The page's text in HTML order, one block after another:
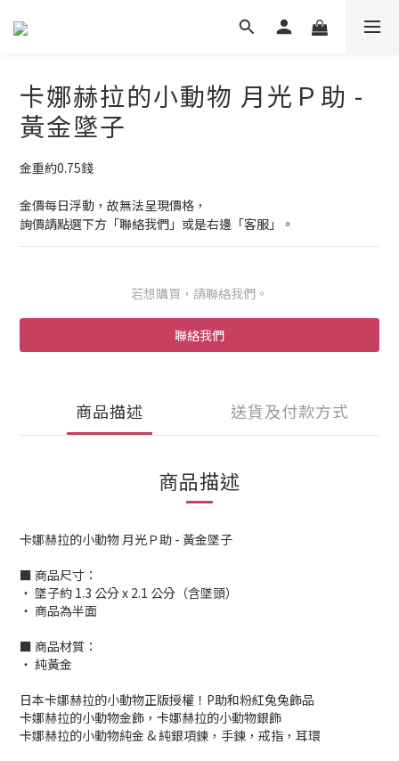
卡娜赫拉的小動物 月光Ｐ助 -
黃金墜子
金重約0.75錢
金價每日浮動，故無法呈現價格，
詢價請點選下方「聯絡我們」或是右邊「客服」。
若想購買，請聯絡我們。
聯絡我們
商品描述 送貨及付款方式
商品描述
卡娜赫拉的小動物 月光Ｐ助 - 黃金墜子
■ 商品尺寸：
‧ 墜子約 1.3 公分 x 2.1 公分（含墜頭）
‧ 商品為半面
■ 商品材質：
‧ 純黃金
日本卡娜赫拉的小動物正版授權！P助和粉紅兔兔飾品
卡娜赫拉的小動物金飾，卡娜赫拉的小動物銀飾
卡娜赫拉的小動物純金 & 純銀項鍊，手鍊，戒指，耳環